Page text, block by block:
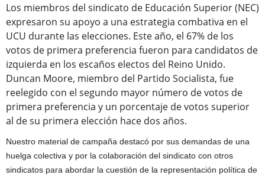
Los miembros del sindicato de Educación Superior (NEC)
expresaron su apoyo a una estrategia combativa en el
UCU durante las elecciones. Este año, el 67% de los
votos de primera preferencia fueron para candidatos de
izquierda en los escaños electos del Reino Unido.
Duncan Moore, miembro del Partido Socialista, fue
reelegido con el segundo mayor número de votos de
primera preferencia y un porcentaje de votos superior
al de su primera elección hace dos años.
Nuestro material de campaña destacó por sus demandas de una
huelga colectiva y por la colaboración del sindicato con otros
sindicatos para abordar la cuestión de la representación política de